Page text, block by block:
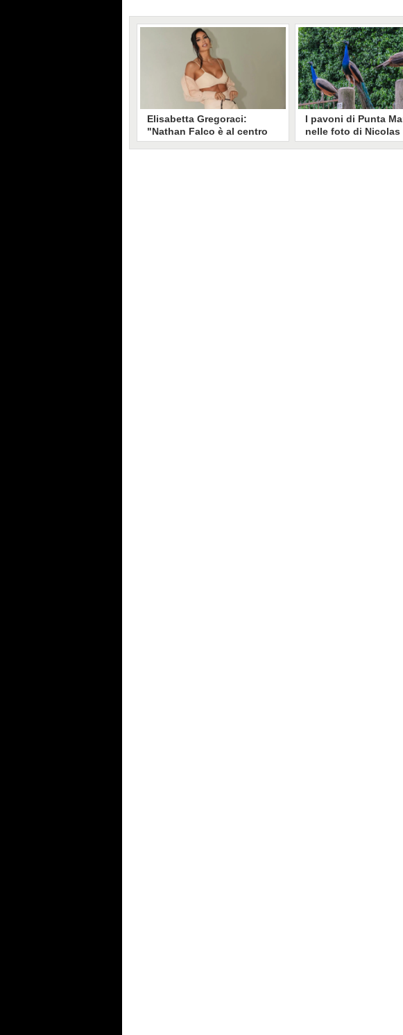
Elisabetta Gregoraci:
"Nathan Falco è al centro
per me e il mio ex marito,
I pavoni di Punta
nelle foto di Nicolas
Brunetti: "La